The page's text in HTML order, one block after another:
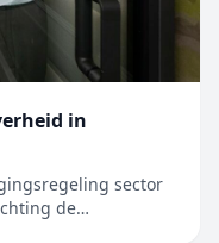
in
sector
de